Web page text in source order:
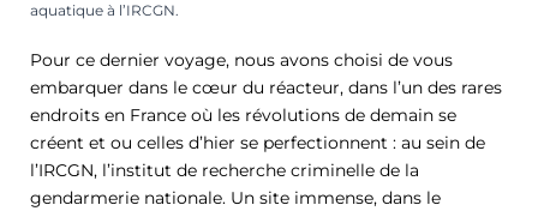
aquatique à l’IRCGN.
Pour ce dernier voyage, nous avons choisi de vous
embarquer dans le cœur du réacteur, dans l’un des rares
endroits en France où les révolutions de demain se
créent et ou celles d’hier se perfectionnent : au sein de
l’IRCGN, l’institut de recherche criminelle de la
gendarmerie nationale. Un site immense, dans le